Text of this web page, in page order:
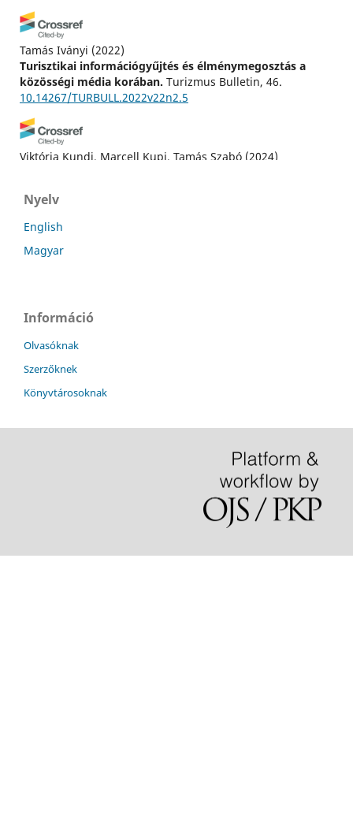
Tamás Iványi (2022)
Turisztikai információgyűjtés és élménymegosztás a
közösségi média korában. Turizmus Bulletin, 46.
10.14267/TURBULL.2022v22n2.5
Viktória Kundi, Marcell Kupi, Tamás Szabó (2024)
Franciaországból, Horvátországból és Hollandiából.
Turizmus Bulletin, 24(2), 31.
10.14267/TURBULL.2024v24n2.4
Nyelv
English
Magyar
Információ
Olvasóknak
Szerzőknek
Könyvtárosoknak